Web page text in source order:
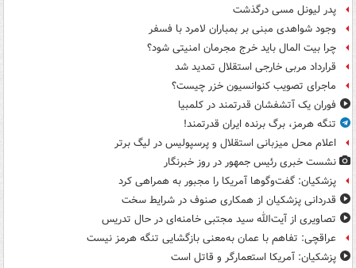
پدر لیونل مسی درگذشت
وجود شواهدی مبنی بر بمباران لامرد با فسفر
چرا بیت المال باید خرج مجرمان امنیتی شود؟
قرارداد مربی خارجی استقلال تمدید شد
ماجرای تصویب کنوانسیون خزر چیست؟
فوران یک آتشفشان قدرتمند در کلمبیا
تنگه هرمز، برگ برنده ایران قدرتمند!
اعلام محل میزبانی استقلال و پرسپولیس در لیگ برتر
نشست خبری رئیس جمهور در روز خبرنگار
پزشکیان: گفت‌وگوها آمریکا را مجبور به همراهی کرد
قدردانی پزشکیان از همکاری صنوف در شرایط سخت
تصاویری از آیت‌الله سید مجتبی خامنه‌ای در حال تدریس
عراقچی: تفاهم با عمان به‌معنی بازگشایی تنگه هرمز نیست
پزشکیان: آمریکا استعمارگر و قاتل است